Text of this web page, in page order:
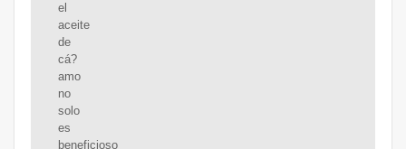
el
aceite
de
cá?
amo
no
solo
es
beneficioso